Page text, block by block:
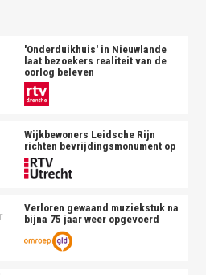
'Onderduikhuis' in Nieuwlande
laat bezoekers realiteit van de
oorlog beleven
Wijkbewoners Leidsche Rijn
richten bevrijdingsmonument op
Verloren gewaand muziekstuk na
bijna 75 jaar weer opgevoerd